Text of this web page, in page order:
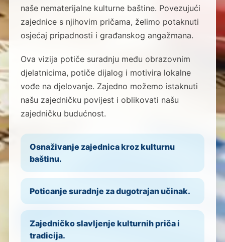
naše nematerijalne kulturne baštine. Povezujući
zajednice s njihovim pričama, želimo potaknuti
osjećaj pripadnosti i građanskog angažmana.
Ova vizija potiče suradnju među obrazovnim
djelatnicima, potiče dijalog i motivira lokalne
vođe na djelovanje. Zajedno možemo istaknuti
našu zajedničku povijest i oblikovati našu
zajedničku budućnost.
Osnaživanje zajednica kroz kulturnu
baštinu.
Poticanje suradnje za dugotrajan učinak.
Zajedničko slavljenje kulturnih priča i
tradicija.